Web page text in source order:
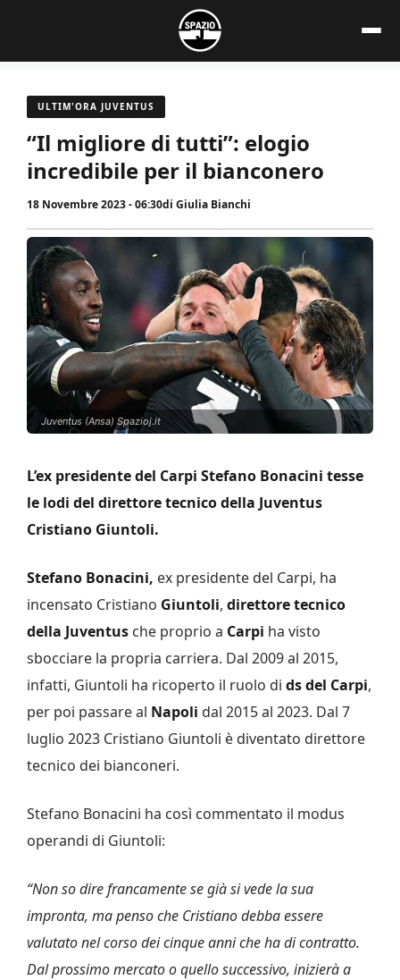
contenuto
ULTIM'ORA JUVENTUS
“Il migliore di tutti”: elogio
incredibile per il bianconero
18 Novembre 2023 - 06:30di Giulia Bianchi
Juventus (Ansa) Spazioj.it
L’ex presidente del Carpi Stefano Bonacini tesse
le lodi del direttore tecnico della Juventus
Cristiano Giuntoli.
Stefano Bonacini, ex presidente del Carpi, ha
incensato Cristiano Giuntoli, direttore tecnico
della Juventus che proprio a Carpi ha visto
sbocciare la propria carriera. Dal 2009 al 2015,
infatti, Giuntoli ha ricoperto il ruolo di ds del Carpi,
per poi passare al Napoli dal 2015 al 2023. Dal 7
luglio 2023 Cristiano Giuntoli è diventato direttore
tecnico dei bianconeri.
Stefano Bonacini ha così commentato il modus
operandi di Giuntoli:
“Non so dire francamente se già si vede la sua
impronta, ma penso che Cristiano debba essere
valutato nel corso dei cinque anni che ha di contratto.
Dal prossimo mercato o quello successivo, inizierà a